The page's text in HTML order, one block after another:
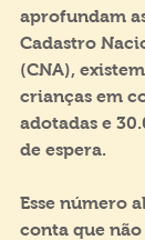
aprofundam
Cadastro
(CNA),
crianças em
adotadas e
de espera.
Esse número
conta que